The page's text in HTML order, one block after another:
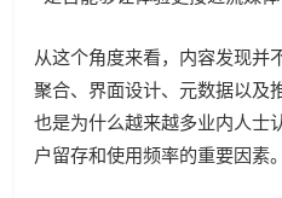
从这个角度来看，内容发现并
聚合、界面设计、元数据以及
也是为什么越来越多业内人士
户留存和使用频率的重要因素。